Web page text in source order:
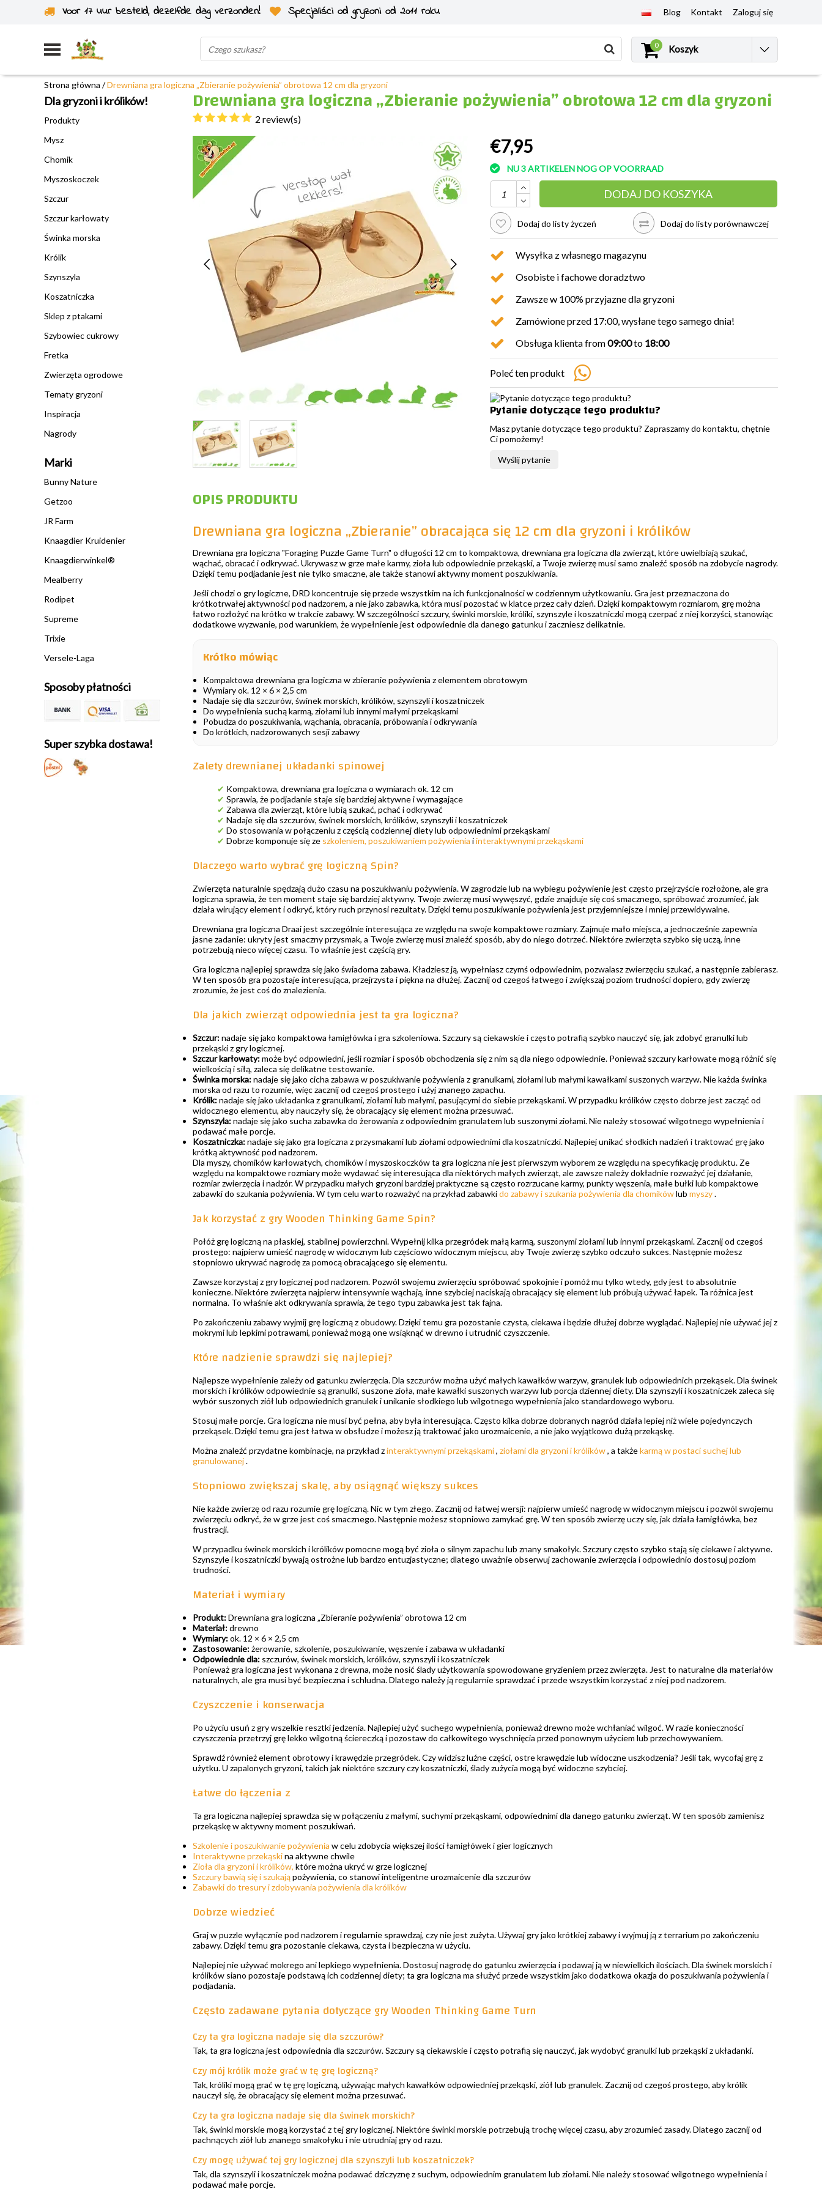
Voor 17 uur besteld, dezelfde dag verzonden!
Specjaliści od gryzoni od 2011 roku
Wysyłka z własnego magazynu
Blog Kontakt Zaloguj się
0 Koszyk
Strona główna /Drewniana gra logiczna „Zbieranie pożywienia” obrotowa 12 cm dla gryzoni
Dla gryzoni i królików!
Produkty
Mysz
Chomik
Myszoskoczek
Szczur
Szczur karłowaty
Świnka morska
Królik
Szynszyla
Koszatniczka
Sklep z ptakami
Szybowiec cukrowy
Fretka
Zwierzęta ogrodowe
Tematy gryzoni
Inspiracja
Nagrody
Marki
Bunny Nature
Getzoo
JR Farm
Knaagdier Kruidenier
Knaagdierwinkel®
Mealberry
Rodipet
Supreme
Trixie
Versele-Laga
Sposoby płatności
Super szybka dostawa!
Drewniana gra logiczna „Zbieranie pożywienia” obrotowa 12 cm dla gryzoni
2 review(s)
€7,95
NU 3 ARTIKELEN NOG OP VOORRAAD
DODAJ DO KOSZYKA
Dodaj do listy życzeń Dodaj do listy porównawczej
Wysyłka z własnego magazynu
Osobiste i fachowe doradztwo
Zawsze w 100% przyjazne dla gryzoni
Zamówione przed 17:00, wysłane tego samego dnia!
Obsługa klienta from09:00to 18:00
Poleć ten produkt
Pytanie dotyczące tego produktu?
Masz pytanie dotyczące tego produktu? Zapraszamy do kontaktu, chętnie
Ci pomożemy!
Wyślij pytanie
OPIS PRODUKTU
Drewniana gra logiczna „Zbieranie” obracająca się 12 cm dla gryzoni i królików
Drewniana gra logiczna "Foraging Puzzle Game Turn" o długości 12 cm to kompaktowa, drewniana gra logiczna dla zwierząt, które uwielbiają szukać,
wąchać, obracać i odkrywać. Ukrywasz w grze małe karmy, zioła lub odpowiednie przekąski, a Twoje zwierzę musi samo znaleźć sposób na zdobycie nagrody.
Dzięki temu podjadanie jest nie tylko smaczne, ale także stanowi aktywny moment poszukiwania.
Jeśli chodzi o gry logiczne, DRD koncentruje się przede wszystkim na ich funkcjonalności w codziennym użytkowaniu. Gra jest przeznaczona do
krótkotrwałej aktywności pod nadzorem, a nie jako zabawka, która musi pozostać w klatce przez cały dzień. Dzięki kompaktowym rozmiarom, grę można
łatwo rozłożyć na krótko w trakcie zabawy. W szczególności szczury, świnki morskie, króliki, szynszyle i koszatniczki mogą czerpać z niej korzyści, stanowiąc
dodatkowe wyzwanie, pod warunkiem, że wypełnienie jest odpowiednie dla danego gatunku i zaczniesz delikatnie.
Krótko mówiąc
Kompaktowa drewniana gra logiczna w zbieranie pożywienia z elementem obrotowym
Wymiary ok. 12 × 6 × 2,5 cm
Nadaje się dla szczurów, świnek morskich, królików, szynszyli i koszatniczek
Do wypełnienia suchą karmą, ziołami lub innymi małymi przekąskami
Pobudza do poszukiwania, wąchania, obracania, próbowania i odkrywania
Do krótkich, nadzorowanych sesji zabawy
Zalety drewnianej układanki spinowej
✔ Kompaktowa, drewniana gra logiczna o wymiarach ok. 12 cm
✔ Sprawia, że podjadanie staje się bardziej aktywne i wymagające
✔ Zabawa dla zwierząt, które lubią szukać, pchać i odkrywać
✔ Nadaje się dla szczurów, świnek morskich, królików, szynszyli i koszatniczek
✔ Do stosowania w połączeniu z częścią codziennej diety lub odpowiednimi przekąskami
✔ Dobrze komponuje się ze szkoleniem, poszukiwaniem pożywienia iinteraktywnymi przekąskami
Dlaczego warto wybrać grę logiczną Spin?
Zwierzęta naturalnie spędzają dużo czasu na poszukiwaniu pożywienia. W zagrodzie lub na wybiegu pożywienie jest często przejrzyście rozłożone, ale gra
logiczna sprawia, że ten moment staje się bardziej aktywny. Twoje zwierzę musi wywęszyć, gdzie znajduje się coś smacznego, spróbować zrozumieć, jak
działa wirujący element i odkryć, który ruch przynosi rezultaty. Dzięki temu poszukiwanie pożywienia jest przyjemniejsze i mniej przewidywalne.
Drewniana gra logiczna Draai jest szczególnie interesująca ze względu na swoje kompaktowe rozmiary. Zajmuje mało miejsca, a jednocześnie zapewnia
jasne zadanie: ukryty jest smaczny przysmak, a Twoje zwierzę musi znaleźć sposób, aby do niego dotrzeć. Niektóre zwierzęta szybko się uczą, inne
potrzebują nieco więcej czasu. To właśnie jest częścią gry.
Gra logiczna najlepiej sprawdza się jako świadoma zabawa. Kładziesz ją, wypełniasz czymś odpowiednim, pozwalasz zwierzęciu szukać, a następnie zabierasz.
W ten sposób gra pozostaje interesująca, przejrzysta i piękna na dłużej. Zacznij od czegoś łatwego i zwiększaj poziom trudności dopiero, gdy zwierzę
zrozumie, że jest coś do znalezienia.
Dla jakich zwierząt odpowiednia jest ta gra logiczna?
Szczur:nadaje się jako kompaktowa łamigłówka i gra szkoleniowa. Szczury są ciekawskie i często potrafią szybko nauczyć się, jak zdobyć granulki lub
przekąski z gry logicznej.
Szczur karłowaty:może być odpowiedni, jeśli rozmiar i sposób obchodzenia się z nim są dla niego odpowiednie. Ponieważ szczury karłowate mogą różnić się
wielkością i siłą, zaleca się delikatne testowanie.
Świnka morska:nadaje się jako cicha zabawa w poszukiwanie pożywienia z granulkami, ziołami lub małymi kawałkami suszonych warzyw. Nie każda świnka
morska od razu to rozumie, więc zacznij od czegoś prostego i użyj znanego zapachu.
Królik:nadaje się jako układanka z granulkami, ziołami lub małymi, pasującymi do siebie przekąskami. W przypadku królików często dobrze jest zacząć od
widocznego elementu, aby nauczyły się, że obracający się element można przesuwać.
Szynszyla:nadaje się jako sucha zabawka do żerowania z odpowiednim granulatem lub suszonymi ziołami. Nie należy stosować wilgotnego wypełnienia i
podawać małe porcje.
Koszatniczka:nadaje się jako gra logiczna z przysmakami lub ziołami odpowiednimi dla koszatniczki. Najlepiej unikać słodkich nadzień i traktować grę jako
krótką aktywność pod nadzorem.
Dla myszy, chomików karłowatych, chomików i myszoskoczków ta gra logiczna nie jest pierwszym wyborem ze względu na specyfikację produktu. Ze
względu na kompaktowe rozmiary może wydawać się interesująca dla niektórych małych zwierząt, ale zawsze należy dokładnie rozważyć jej działanie,
rozmiar zwierzęcia i nadzór. W przypadku małych gryzoni bardziej praktyczne są często rozrzucane karmy, punkty węszenia, małe bułki lub kompaktowe
zabawki do szukania pożywienia. W tym celu warto rozważyć na przykład zabawkido zabawy i szukania pożywienia dla chomikówlub myszy.
Jak korzystać z gry Wooden Thinking Game Spin?
Połóż grę logiczną na płaskiej, stabilnej powierzchni. Wypełnij kilka przegródek małą karmą, suszonymi ziołami lub innymi przekąskami. Zacznij od czegoś
prostego: najpierw umieść nagrodę w widocznym lub częściowo widocznym miejscu, aby Twoje zwierzę szybko odczuło sukces. Następnie możesz
stopniowo ukrywać nagrodę za pomocą obracającego się elementu.
Zawsze korzystaj z gry logicznej pod nadzorem. Pozwól swojemu zwierzęciu spróbować spokojnie i pomóż mu tylko wtedy, gdy jest to absolutnie
konieczne. Niektóre zwierzęta najpierw intensywnie wąchają, inne szybciej naciskają obracający się element lub próbują używać łapek. Ta różnica jest
normalna. To właśnie akt odkrywania sprawia, że tego typu zabawka jest tak fajna.
Po zakończeniu zabawy wyjmij grę logiczną z obudowy. Dzięki temu gra pozostanie czysta, ciekawa i będzie dłużej dobrze wyglądać. Najlepiej nie używać jej z
mokrymi lub lepkimi potrawami, ponieważ mogą one wsiąknąć w drewno i utrudnić czyszczenie.
Które nadzienie sprawdzi się najlepiej?
Najlepsze wypełnienie zależy od gatunku zwierzęcia. Dla szczurów można użyć małych kawałków warzyw, granulek lub odpowiednich przekąsek. Dla świnek
morskich i królików odpowiednie są granulki, suszone zioła, małe kawałki suszonych warzyw lub porcja dziennej diety. Dla szynszyli i koszatniczek zaleca się
wybór suszonych ziół lub odpowiednich granulek i unikanie słodkiego lub wilgotnego wypełnienia jako standardowego wyboru.
Stosuj małe porcje. Gra logiczna nie musi być pełna, aby była interesująca. Często kilka dobrze dobranych nagród działa lepiej niż wiele pojedynczych
przekąsek. Dzięki temu gra jest łatwa w obsłudze i możesz ją traktować jako urozmaicenie, a nie jako wyjątkowo dużą przekąskę.
Można znaleźć przydatne kombinacje, na przykład zinteraktywnymi przekąskami, ziołami dla gryzoni i królików, a takżekarmą w postaci suchej lub
granulowanej.
Stopniowo zwiększaj skalę, aby osiągnąć większy sukces
Nie każde zwierzę od razu rozumie grę logiczną. Nic w tym złego. Zacznij od łatwej wersji: najpierw umieść nagrodę w widocznym miejscu i pozwól swojemu
zwierzęciu odkryć, że w grze jest coś smacznego. Następnie możesz stopniowo zamykać grę. W ten sposób zwierzę uczy się, jak działa łamigłówka, bez
frustracji.
W przypadku świnek morskich i królików pomocne mogą być zioła o silnym zapachu lub znany smakołyk. Szczury często szybko stają się ciekawe i aktywne.
Szynszyle i koszatniczki bywają ostrożne lub bardzo entuzjastyczne; dlatego uważnie obserwuj zachowanie zwierzęcia i odpowiednio dostosuj poziom
trudności.
Materiał i wymiary
Produkt:Drewniana gra logiczna „Zbieranie pożywienia” obrotowa 12 cm
Materiał:drewno
Wymiary:ok. 12 × 6 × 2,5 cm
Zastosowanie:żerowanie, szkolenie, poszukiwanie, węszenie i zabawa w układanki
Odpowiednie dla: szczurów, świnek morskich, królików, szynszyli i koszatniczek
Ponieważ gra logiczna jest wykonana z drewna, może nosić ślady użytkowania spowodowane gryzieniem przez zwierzęta. Jest to naturalne dla materiałów
naturalnych, ale gra musi być bezpieczna i schludna. Dlatego należy ją regularnie sprawdzać i przede wszystkim korzystać z niej pod nadzorem.
Czyszczenie i konserwacja
Po użyciu usuń z gry wszelkie resztki jedzenia. Najlepiej użyć suchego wypełnienia, ponieważ drewno może wchłaniać wilgoć. W razie konieczności
czyszczenia przetrzyj grę lekko wilgotną ściereczką i pozostaw do całkowitego wyschnięcia przed ponownym użyciem lub przechowywaniem.
Sprawdź również element obrotowy i krawędzie przegródek. Czy widzisz luźne części, ostre krawędzie lub widoczne uszkodzenia? Jeśli tak, wycofaj grę z
użytku. U zapalonych gryzoni, takich jak niektóre szczury czy koszatniczki, ślady zużycia mogą być widoczne szybciej.
Łatwe do łączenia z
Ta gra logiczna najlepiej sprawdza się w połączeniu z małymi, suchymi przekąskami, odpowiednimi dla danego gatunku zwierząt. W ten sposób zamienisz
przekąskę w aktywny moment poszukiwań.
Szkolenie i poszukiwanie pożywienia w celu zdobycia większej ilości łamigłówek i gier logicznych
Interaktywne przekąskina aktywne chwile
Zioła dla gryzoni i królików, które można ukryć w grze logicznej
Szczury bawią się i szukająpożywienia, co stanowi inteligentne urozmaicenie dla szczurów
Zabawki do tresury i zdobywania pożywienia dla królików
Dobrze wiedzieć
Graj w puzzle wyłącznie pod nadzorem i regularnie sprawdzaj, czy nie jest zużyta. Używaj gry jako krótkiej zabawy i wyjmuj ją z terrarium po zakończeniu
zabawy. Dzięki temu gra pozostanie ciekawa, czysta i bezpieczna w użyciu.
Najlepiej nie używać mokrego ani lepkiego wypełnienia. Dostosuj nagrodę do gatunku zwierzęcia i podawaj ją w niewielkich ilościach. Dla świnek morskich i
królików siano pozostaje podstawą ich codziennej diety; ta gra logiczna ma służyć przede wszystkim jako dodatkowa okazja do poszukiwania pożywienia i
podjadania.
Często zadawane pytania dotyczące gry Wooden Thinking Game Turn
Czy ta gra logiczna nadaje się dla szczurów?
Tak, ta gra logiczna jest odpowiednia dla szczurów. Szczury są ciekawskie i często potrafią się nauczyć, jak wydobyć granulki lub przekąski z układanki.
Czy mój królik może grać w tę grę logiczną?
Tak, króliki mogą grać w tę grę logiczną, używając małych kawałków odpowiedniej przekąski, ziół lub granulek. Zacznij od czegoś prostego, aby królik
nauczył się, że obracający się element można przesuwać.
Czy ta gra logiczna nadaje się dla świnek morskich?
Tak, świnki morskie mogą korzystać z tej gry logicznej. Niektóre świnki morskie potrzebują trochę więcej czasu, aby zrozumieć zasady. Dlatego zacznij od
pachnących ziół lub znanego smakołyku i nie utrudniaj gry od razu.
Czy mogę używać tej gry logicznej dla szynszyli lub koszatniczek?
Tak, dla szynszyli i koszatniczek można podawać dziczyznę z suchym, odpowiednim granulatem lub ziołami. Nie należy stosować wilgotnego wypełnienia i
podawać małe porcje.